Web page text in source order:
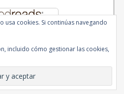
Rights Reserved.
de WP Royal
usa cookies. Si continúas navegando
incluido cómo gestionar las cookies,